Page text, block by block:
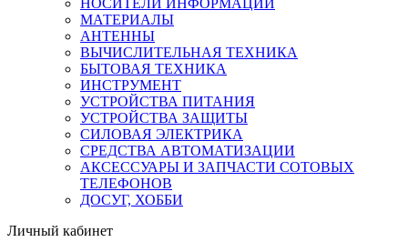
МАТЕРИАЛЫ
АНТЕННЫ
ВЫЧИСЛИТЕЛЬНАЯ ТЕХНИКА
БЫТОВАЯ ТЕХНИКА
ИНСТРУМЕНТ
УСТРОЙСТВА ПИТАНИЯ
УСТРОЙСТВА ЗАЩИТЫ
СИЛОВАЯ ЭЛЕКТРИКА
СРЕДСТВА АВТОМАТИЗАЦИИ
АКСЕССУАРЫ И ЗАПЧАСТИ СОТОВЫХ
ТЕЛЕФОНОВ
ДОСУГ, ХОББИ
Личный кабинет